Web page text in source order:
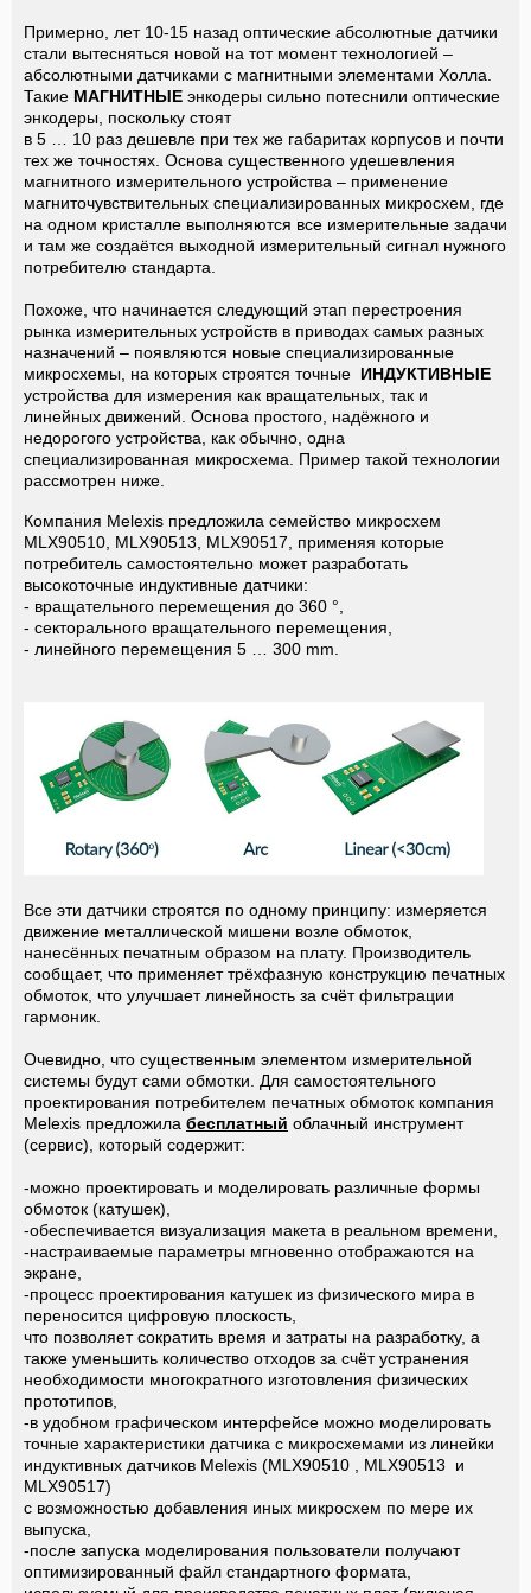
Примерно, лет 10-15 назад оптические абсолютные датчики
стали вытесняться новой на тот момент технологией –
абсолютными датчиками с магнитными элементами Холла.
Такие МАГНИТНЫЕ энкодеры сильно потеснили оптические
энкодеры, поскольку стоят
в 5 … 10 раз дешевле при тех же габаритах корпусов и почти
тех же точностях. Основа существенного удешевления
магнитного измерительного устройства – применение
магниточувствительных специализированных микросхем, где
на одном кристалле выполняются все измерительные задачи
и там же создаётся выходной измерительный сигнал нужного
потребителю стандарта.
Похоже, что начинается следующий этап перестроения
рынка измерительных устройств в приводах самых разных
назначений – появляются новые специализированные
микросхемы, на которых строятся точные ИНДУКТИВНЫЕ
устройства для измерения как вращательных, так и
линейных движений. Основа простого, надёжного и
недорогого устройства, как обычно, одна
специализированная микросхема. Пример такой технологии
рассмотрен ниже.
Компания Melexis предложила семейство микросхем
MLX90510, MLX90513, MLX90517, применяя которые
потребитель самостоятельно может разработать
высокоточные индуктивные датчики:
- вращательного перемещения до 360 °,
- секторального вращательного перемещения,
- линейного перемещения 5 … 300 mm.
Все эти датчики строятся по одному принципу: измеряется
движение металлической мишени возле обмоток,
нанесённых печатным образом на плату. Производитель
сообщает, что применяет трёхфазную конструкцию печатных
обмоток, что улучшает линейность за счёт фильтрации
гармоник.
Очевидно, что существенным элементом измерительной
системы будут сами обмотки. Для самостоятельного
проектирования потребителем печатных обмоток компания
Melexis предложила бесплатный облачный инструмент
(сервис), который содержит:
-можно проектировать и моделировать различные формы
обмоток (катушек),
-обеспечивается визуализация макета в реальном времени,
-настраиваемые параметры мгновенно отображаются на
экране,
-процесс проектирования катушек из физического мира в
переносится цифровую плоскость,
что позволяет сократить время и затраты на разработку, а
также уменьшить количество отходов за счёт устранения
необходимости многократного изготовления физических
прототипов,
-в удобном графическом интерфейсе можно моделировать
точные характеристики датчика с микросхемами из линейки
индуктивных датчиков Melexis (MLX90510 , MLX90513 и
MLX90517)
с возможностью добавления иных микросхем по мере их
выпуска,
-после запуска моделирования пользователи получают
оптимизированный файл стандартного формата,